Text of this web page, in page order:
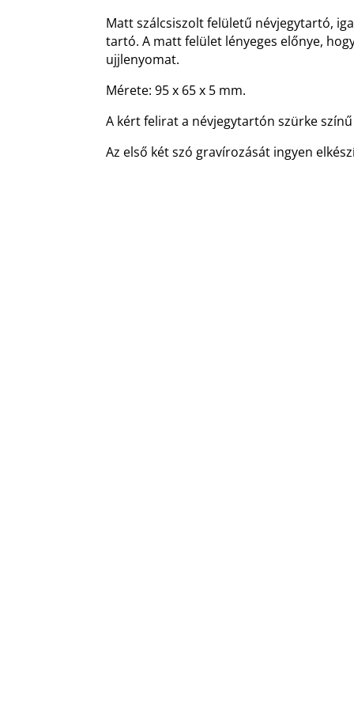
Matt szálcsiszolt felületű névjegytartó,
tartó. A matt felület lényeges előnye,
ujjlenyomat.
Mérete: 95 x 65 x 5 mm.
A kért felirat a névjegytartón szürke
Az első két szó gravírozását ingyen